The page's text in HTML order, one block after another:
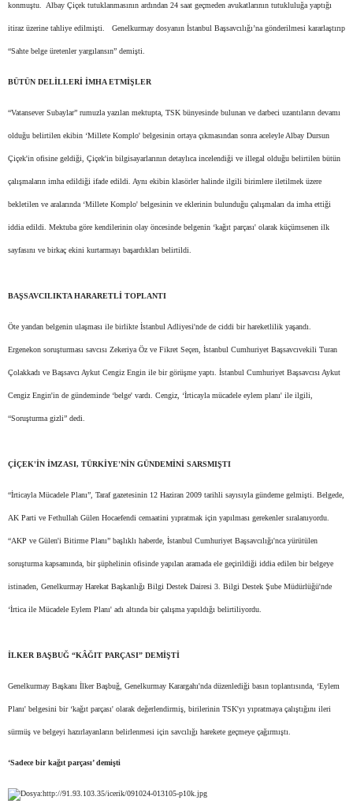
konmuştu. Albay Çiçek tutuklanmasının ardından 24 saat geçmeden avukatlarının tutukluluğa yaptığı
itiraz üzerine tahliye edilmişti. Genelkurmay dosyanın İstanbul Başsavcılığı’na gönderilmesi kararlaştırıp
“Sahte belge üretenler yargılansın” demişti.
BÜTÜN DELİLLERİ İMHA ETMİŞLER
“Vatansever Subaylar” rumuzla yazılan mektupta, TSK bünyesinde bulunan ve darbeci uzantıların devamı
olduğu belirtilen ekibin ‘Millete Komplo' belgesinin ortaya çıkmasından sonra aceleyle Albay Dursun
Çiçek'in ofisine geldiği, Çiçek'in bilgisayarlarının detaylıca incelendiği ve illegal olduğu belirtilen bütün
çalışmaların imha edildiği ifade edildi. Aynı ekibin klasörler halinde ilgili birimlere iletilmek üzere
bekletilen ve aralarında ‘Millete Komplo' belgesinin ve eklerinin bulunduğu çalışmaları da imha ettiği
iddia edildi. Mektuba göre kendilerinin olay öncesinde belgenin ‘kağıt parçası' olarak küçümsenen ilk
sayfasını ve birkaç ekini kurtarmayı başardıkları belirtildi.
BAŞSAVCILIKTA HARARETLİ TOPLANTI
Öte yandan belgenin ulaşması ile birlikte İstanbul Adliyesi'nde de ciddi bir hareketlilik yaşandı.
Ergenekon soruşturması savcısı Zekeriya Öz ve Fikret Seçen, İstanbul Cumhuriyet Başsavcıvekili Turan
Çolakkadı ve Başsavcı Aykut Cengiz Engin ile bir görüşme yaptı. İstanbul Cumhuriyet Başsavcısı Aykut
Cengiz Engin'in de gündeminde ‘belge' vardı. Cengiz, ‘İrticayla mücadele eylem planı' ile ilgili,
“Soruşturma gizli” dedi.
ÇİÇEK'İN İMZASI, TÜRKİYE'NİN GÜNDEMİNİ SARSMIŞTI
“İrticayla Mücadele Planı”, Taraf gazetesinin 12 Haziran 2009 tarihli sayısıyla gündeme gelmişti. Belgede,
AK Parti ve Fethullah Gülen Hocaefendi cemaatini yıpratmak için yapılması gerekenler sıralanıyordu.
“AKP ve Gülen'i Bitirme Planı” başlıklı haberde, İstanbul Cumhuriyet Başsavcılığı'nca yürütülen
soruşturma kapsamında, bir şüphelinin ofisinde yapılan aramada ele geçirildiği iddia edilen bir belgeye
istinaden, Genelkurmay Harekat Başkanlığı Bilgi Destek Dairesi 3. Bilgi Destek Şube Müdürlüğü'nde
‘İrtica ile Mücadele Eylem Planı' adı altında bir çalışma yapıldığı belirtiliyordu.
İLKER BAŞBUĞ “KÂĞIT PARÇASI” DEMİŞTİ
Genelkurmay Başkanı İlker Başbuğ, Genelkurmay Karargahı'nda düzenlediği basın toplantısında, ‘Eylem
Planı' belgesini bir ‘kağıt parçası' olarak değerlendirmiş, birilerinin TSK'yı yıpratmaya çalıştığını ileri
sürmüş ve belgeyi hazırlayanların belirlenmesi için savcılığı harekete geçmeye çağırmıştı.
‘Sadece bir kağıt parçası’ demişti